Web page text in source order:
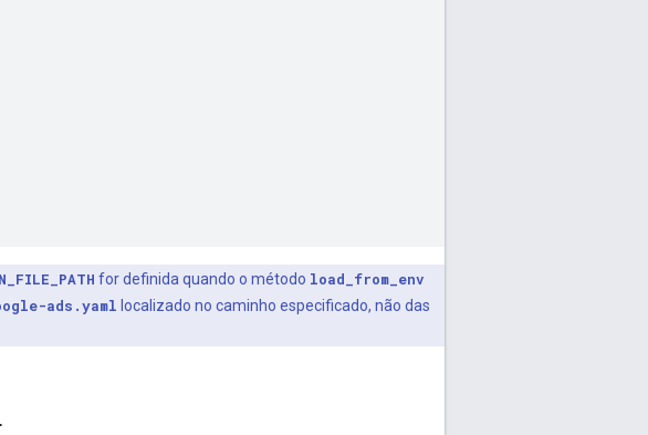
for definida quando o método load_from_env
ads.yaml localizado no caminho especificado, não das